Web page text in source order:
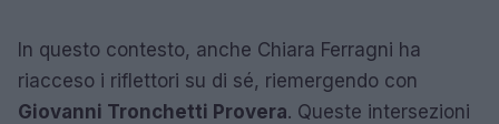
In questo contesto, anche Chiara Ferragni ha
riacceso i riflettori su di sé, riemergendo con
Giovanni Tronchetti Provera. Queste intersezioni